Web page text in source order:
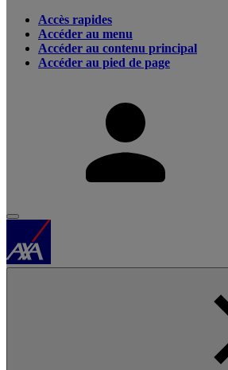
Accès rapides
Accéder au menu
Accéder au contenu principal
Accéder au pied de page